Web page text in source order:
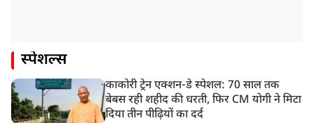
स्पेशल्स
काकोरी ट्रेन एक्शन-डे स्पेशल: 70 साल तक
बेबस रही शहीद की धरती, फिर CM योगी ने मिटा
दिया तीन पीढ़ियों का दर्द